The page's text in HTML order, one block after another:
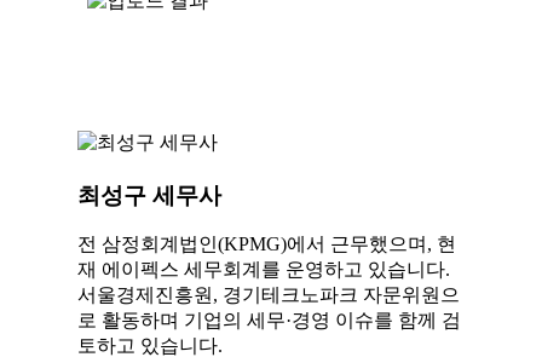
최성구 세무사
전 삼정회계법인(KPMG)에서 근무했으며, 현
재 에이펙스 세무회계를 운영하고 있습니다.
서울경제진흥원, 경기테크노파크 자문위원으
로 활동하며 기업의 세무·경영 이슈를 함께 검
토하고 있습니다.